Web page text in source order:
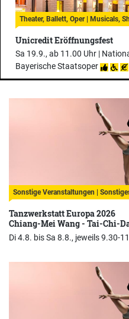
Theater, Ballett, Oper | Musicals,
Unicredit Eröffnungsfest
Sa 19.9., ab 11.00 Uhr |
Bayerische Staatsoper
Sonstige Veranstaltungen |
Tanzwerkstatt Europa 2026
Chiang-Mei Wang - Tai-Chi-
Di 4.8. bis Sa 8.8., jeweils 9.30-